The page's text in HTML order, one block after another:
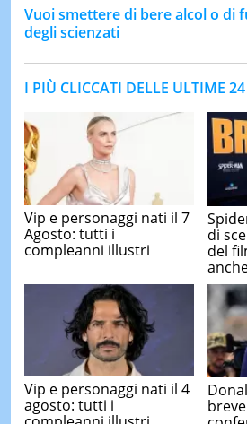
Vuoi smettere di bere alcol o di
degli scienzati
I PIÙ CLICCATI DELLE ULTIME 24
Vip e personaggi nati il 7
Agosto: tutti i
compleanni illustri
di
del
Vip e personaggi nati il 4
agosto: tutti i